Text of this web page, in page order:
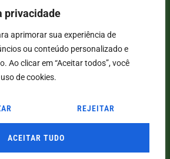
privacidade
aprimorar sua experiência de
ou conteúdo personalizado e
Ao clicar em “Aceitar todos”, você
de cookies.
REJEITAR
ACEITAR TUDO
SÃO VICENTE → POR: CONEKI - SOLUÇÕES DIGITAIS |